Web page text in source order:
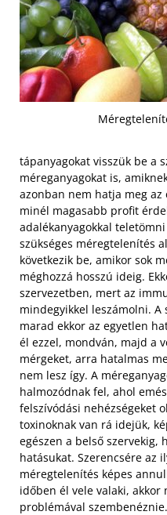
tápanyagokat visszük be a
méreganyagokat is,
azonban nem hatja meg
minél magasabb profit
adalékanyagokkal
szükséges méregtelenítés
következik be, amikor sok
méghozzá hosszú ideig.
szervezetben, mert az
mindegyikkel leszámolni. A
marad ekkor az egyetlen
él ezzel, mondván, majd a
mérgeket, arra hatalmas
nem lesz így. A
halmozódnak fel, ahol
felszívódási nehézségeket
toxinoknak van rá idejük,
egészen a belső szervekig,
hatásukat. Szerencsére az
méregtelenítés képes
időben él vele valaki,
problémával szembenéznie.